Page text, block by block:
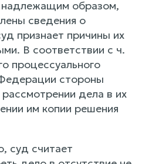
надлежащим образом,
сведения о
признает причины их
В соответствии с ч.
процессуального
стороны
дела в их
им копии решения
суд считает